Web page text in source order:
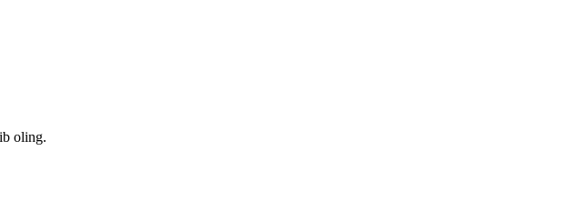
oling.